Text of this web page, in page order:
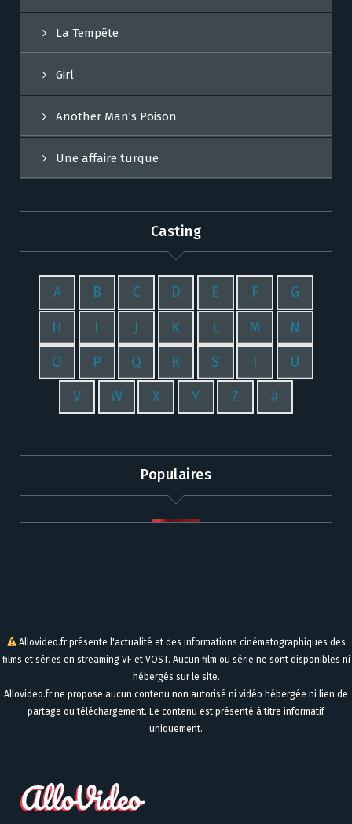
La Tempête
Girl
Another Man’s Poison
Une affaire turque
Casting
A B C D E F G
H I J K L M N
O P Q R S T U
V W X Y Z #
Populaires
Allovideo.fr présente l'actualité et des informations cinématographiques des
films et séries en streaming VF et VOST. Aucun film ou série ne sont disponibles ni
hébergés sur le site.
Allovideo.fr ne propose aucun contenu non autorisé ni vidéo hébergée ni lien de
partage ou téléchargement. Le contenu est présenté à titre informatif
uniquement.